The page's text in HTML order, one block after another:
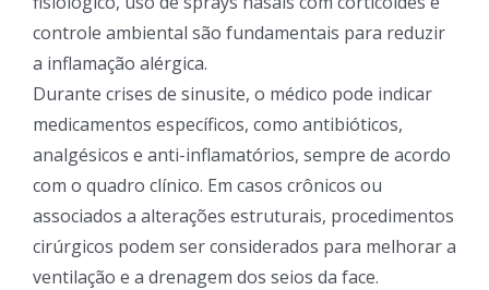
controle ambiental são fundamentais para reduzir
a inflamação alérgica.
Durante crises de sinusite, o médico pode indicar
medicamentos específicos, como antibióticos,
analgésicos e anti-inflamatórios, sempre de acordo
com o quadro clínico. Em casos crônicos ou
associados a alterações estruturais, procedimentos
cirúrgicos podem ser considerados para melhorar a
ventilação e a drenagem dos seios da face.